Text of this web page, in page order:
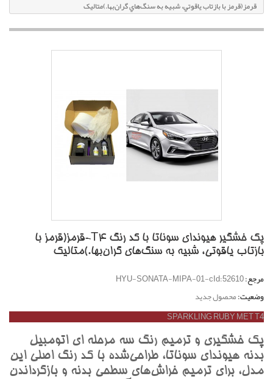
قرمز(قرمز با بازتاب ياقوتي، شبيه به سنگ‌هاي گران‌بها.)متاليک
پک خشگير هیوندای سوناتا با کد رنگ T4-قرمز(قرمز با
بازتاب ياقوتي، شبيه به سنگ‌هاي گران‌بها.)متاليک
مرجع:HYU-SONATA-MIPA-01-cId:52610
وضعیت:محصول جدید
SPARKLING RUBY MET T4
پک خشگيري و ترميم رنگ سه مرحله اي اتومبيل
بدنه هيونداي سوناتا، طراحي‌شده با کد رنگ اصلي اين
مدل، براي ترميم خراش‌هاي سطحي بدنه و بازگرداندن